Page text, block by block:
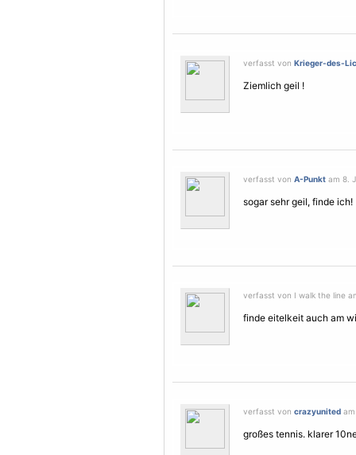
verfasst von Krieger-des-
Ziemlich geil !
verfasst von A-Punkt am 8.
sogar sehr geil, finde
verfasst von I walk the line
finde eitelkeit auch am
verfasst von crazyunited
großes tennis. klarer